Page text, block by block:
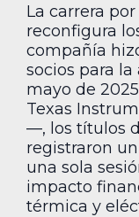
La carrera
reconfigura
compañía
socios para
mayo de
Texas
—, los títulos
registraron
una sola
impacto
térmica y